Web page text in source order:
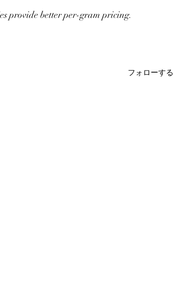
provide better per-gram pricing.
フォローする